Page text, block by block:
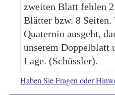
zweiten Blatt fehlen
Blätter bzw. 8 Seiten.
Quaternio ausgeht,
unserem Doppelblatt
Lage. (Schüssler).
Haben Sie Fragen oder